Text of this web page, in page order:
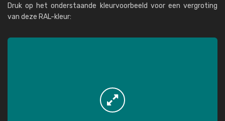
Druk op het onderstaande kleurvoorbeeld voor een vergroting
van deze RAL-kleur: